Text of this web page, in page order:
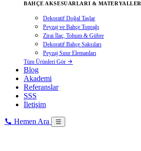
BAHÇE AKSESUARLARI & MATERYALLER
Dekoratif Doğal Taşlar
Peyzaj ve Bahçe Toprağı
Zirai İlaç, Tohum & Gübre
Dekoratif Bahçe Saksıları
Peyzaj Sınır Elemanları
Tüm Ürünleri Gör
Blog
Akademi
Referanslar
SSS
İletişim
Hemen Ara